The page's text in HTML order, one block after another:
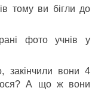
тому ви бігли до
фото учнів у
закінчили вони 4
А що ж вони